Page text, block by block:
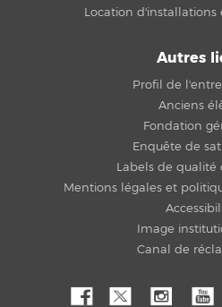
Location
Autres
Profil de
Anciens
Fondation
Enquête de
Labels de qualité
Mentions légales et
Image
Canal de